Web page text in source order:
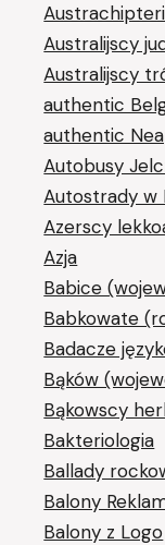
Australijscy
Australijscy
authentic
authentic
Autobusy
Autostrady w
Azerscy
Azja
Babice
Babkowate
Badacze
Bąków
Bąkowscy
Bakteriologia
Ballady
Balony
Balony z Logo